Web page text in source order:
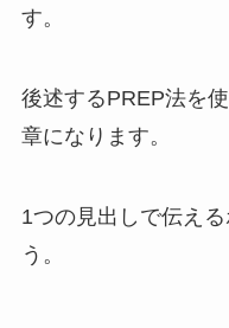
す。
後述するPREP法を
章になります。
1つの見出しで伝え
う。